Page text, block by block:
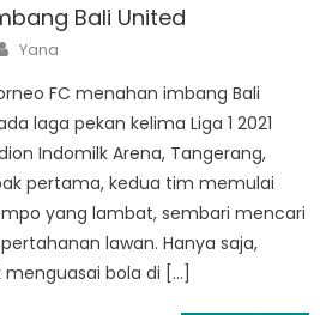
Bali United
Author
Yana
FC menahan imbang Bali
laga pekan kelima Liga 1 2021
Indomilk Arena, Tangerang,
pertama, kedua tim memulai
yang lambat, sembari mencari
lawan. Hanya saja,
menguasai bola di […]